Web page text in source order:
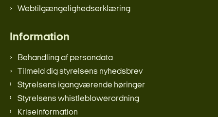
Webtilgængelighedserklæring
Information
Behandling af persondata
Tilmeld dig styrelsens nyhedsbrev
Styrelsens igangværende høringer
Styrelsens whistleblowerordning
Kriseinformation